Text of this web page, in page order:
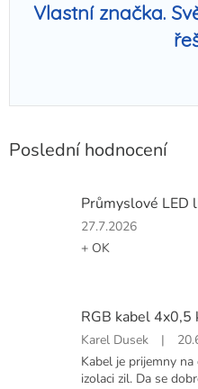
Vlastní značka.
Poslední hodnocení
Hodnocení
produktu
5
27.7.2026
+ OK
RGB kabel 4x0,5
Hodnocení
produktu
je
Karel Dusek |
Kabel je prijemny
izolaci zil. Da se